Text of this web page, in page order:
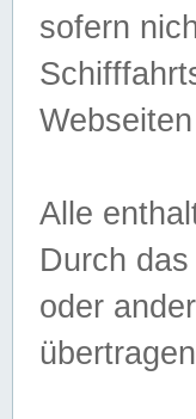
sofern
Alle
Durch
oder